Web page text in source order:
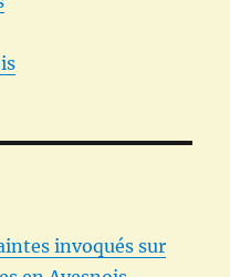
invoqués sur